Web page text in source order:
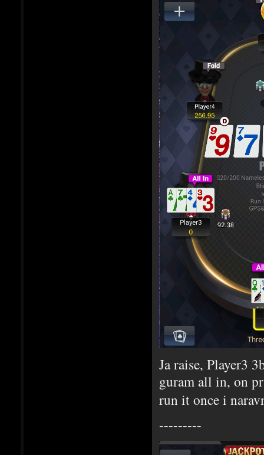
Ja raise, Player3
guram all in, on
run it once i
---------